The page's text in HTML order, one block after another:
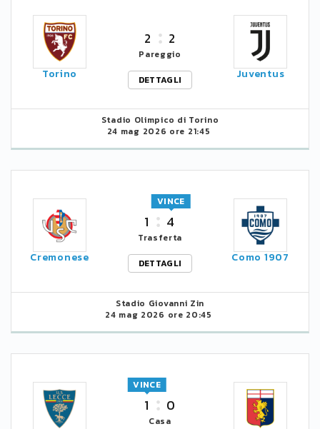
Torino
2 2
Pareggio
DETTAGLI
Juventus
Stadio Olimpico di Torino
24 mag 2026 ore 21:45
Cremonese
1 4
VINCE
Trasferta
DETTAGLI
Como 1907
Stadio Giovanni Zin
24 mag 2026 ore 20:45
1
VINCE
0
Casa